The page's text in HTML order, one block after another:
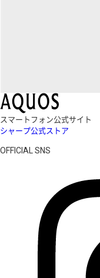
スマートフォン公式サイト
シャープ公式ストア
OFFICIAL SNS